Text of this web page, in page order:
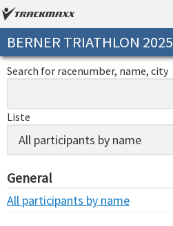
BERNER TRIATHLON 2025
Search for racenumber, name, city
Liste
General
All participants by name